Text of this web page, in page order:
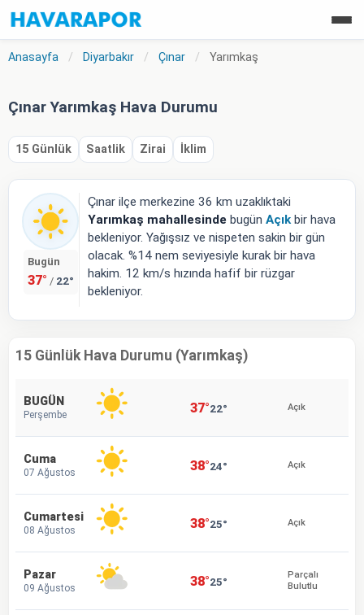
Anasayfa / Diyarbakır / Çınar / Yarımkaş
Çınar Yarımkaş Hava Durumu
15 Günlük Saatlik Zirai İklim
Bugün
37° / 22°
Çınar ilçe merkezine 36 km uzaklıktaki
Yarımkaş mahallesinde bugün Açıkbir hava
bekleniyor. Yağışsız ve nispeten sakin bir gün
olacak. %14 nem seviyesiyle kurak bir hava
hakim. 12 km/s hızında hafif bir rüzgar
bekleniyor.
15 Günlük Hava Durumu (Yarımkaş)
BUGÜN
Perşembe 37°22° Açık
Cuma
07 Ağustos 38°24° Açık
Cumartesi
08 Ağustos 38°25° Açık
Pazar
09 Ağustos 38°25°
Parçalı
Bulutlu